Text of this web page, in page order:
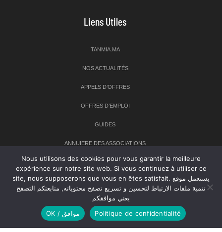
Liens Utiles
TANMIA.MA
NOS ACTUALITÉS
APPELS D’OFFRES
OFFRES D’EMPLOI
GUIDES
ANNUIERE DES ASSOCIATIONS
Newsletter
Inscrivez-vous à notre newsletter pour recevoir les dernières
nouvelles sur TANMIA
Nous utilisons des cookies pour vous garantir la meilleure
expérience sur notre site web. Si vous continuez à utiliser ce
site, nous supposerons que vous en êtes satisfait. يستعمل موقع
تنمية ملفات الارتباط لتحسين و تسريع تصفح محتوياته, متابعتكم التصفح
يعني موافقكم
OK / موافق
Politique de confidentialité